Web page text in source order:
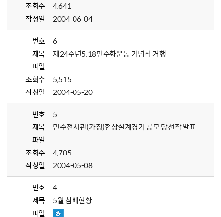
조회수
4,641
작성일
2004-06-04
번호
6
제목
제24주년5.18민주화운동 기념식 거행
파일
조회수
5,515
작성일
2004-05-20
번호
5
제목
민주전시관(가칭)현상설계경기 공모 당선작 발표
파일
조회수
4,705
작성일
2004-05-08
번호
4
제목
5월 참배현황
파일